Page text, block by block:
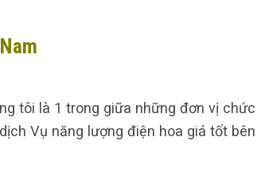
tôi là 1 trong giữa những đơn vị chức
Vụ năng lượng điện hoa giá tốt bên